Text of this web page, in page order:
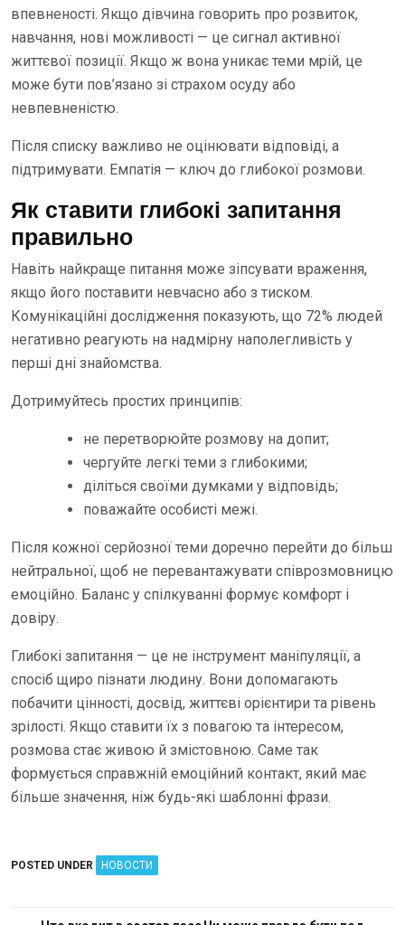
впевненості. Якщо дівчина говорить про розвиток,
навчання, нові можливості — це сигнал активної
життєвої позиції. Якщо ж вона уникає теми мрій, це
може бути пов’язано зі страхом осуду або
невпевненістю.
Після списку важливо не оцінювати відповіді, а
підтримувати. Емпатія — ключ до глибокої розмови.
Як ставити глибокі запитання
правильно
Навіть найкраще питання може зіпсувати враження,
якщо його поставити невчасно або з тиском.
Комунікаційні дослідження показують, що 72% людей
негативно реагують на надмірну наполегливість у
перші дні знайомства.
Дотримуйтесь простих принципів:
не перетворюйте розмову на допит;
чергуйте легкі теми з глибокими;
діліться своїми думками у відповідь;
поважайте особисті межі.
Після кожної серйозної теми доречно перейти до більш
нейтральної, щоб не перевантажувати співрозмовницю
емоційно. Баланс у спілкуванні формує комфорт і
довіру.
Глибокі запитання — це не інструмент маніпуляції, а
спосіб щиро пізнати людину. Вони допомагають
побачити цінності, досвід, життєві орієнтири та рівень
зрілості. Якщо ставити їх з повагою та інтересом,
розмова стає живою й змістовною. Саме так
формується справжній емоційний контакт, який має
більше значення, ніж будь-які шаблонні фрази.
POSTED UNDER НОВОСТИ